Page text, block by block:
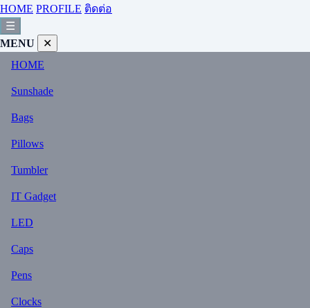
HOME PROFILE ติดต่อ
☰
MENU
✕
HOME
Sunshade
Bags
Pillows
Tumbler
IT Gadget
LED
Caps
Pens
Clocks